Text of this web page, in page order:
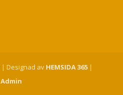
| Designad av HEMSIDA 365 |
Admin